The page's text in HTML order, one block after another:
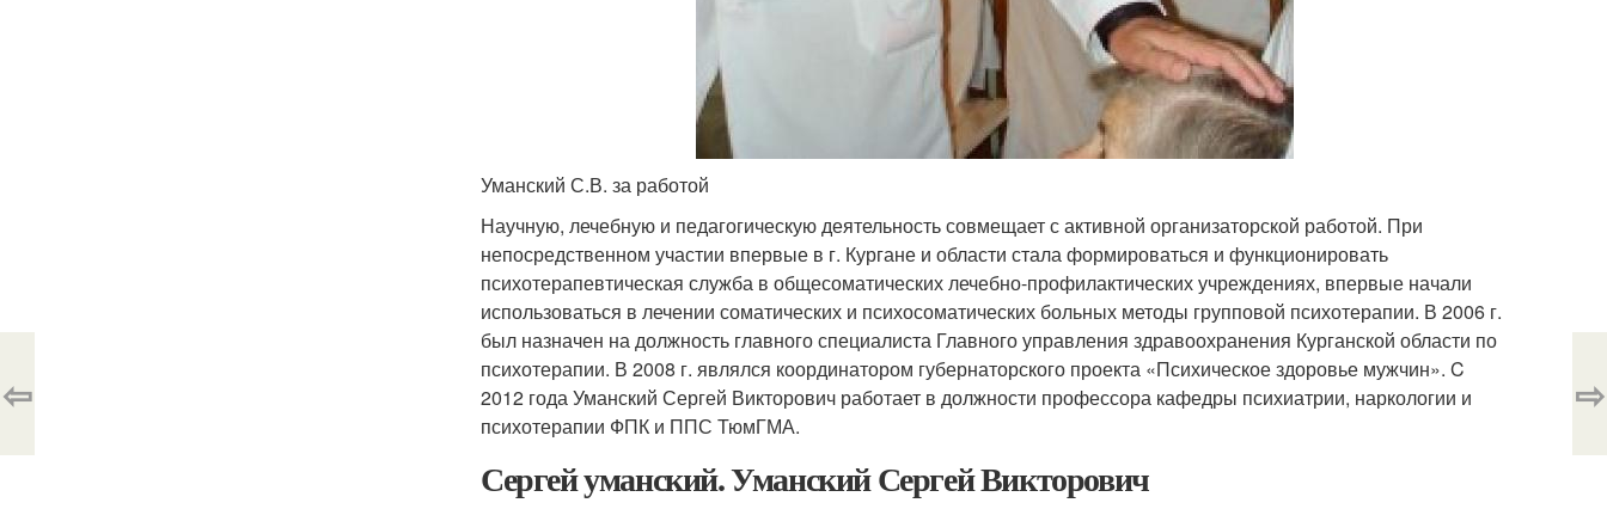
Уманский С.В. за работой
Научную, лечебную и педагогическую деятельность совмещает с активной организаторской работой. При
непосредственном участии впервые в г. Кургане и области стала формироваться и функционировать
психотерапевтическая служба в общесоматических лечебно-профилактических учреждениях, впервые начали
использоваться в лечении соматических и психосоматических больных методы групповой психотерапии. В 2006 г.
был назначен на должность главного специалиста Главного управления здравоохранения Курганской области по
психотерапии. В 2008 г. являлся координатором губернаторского проекта «Психическое здоровье мужчин». C
2012 года Уманский Сергей Викторович работает в должности профессора кафедры психиатрии, наркологии и
психотерапии ФПК и ППС ТюмГМА.
Сергей уманский. Уманский Сергей Викторович
⇦ ⇨